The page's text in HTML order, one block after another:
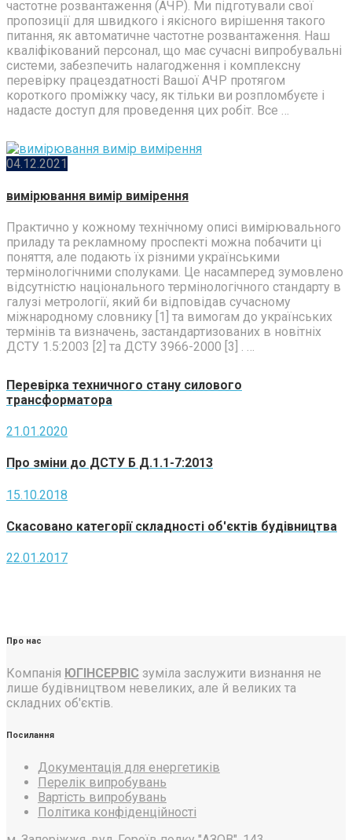
частотне розвантаження (АЧР). Ми підготували свої
пропозиції для швидкого і якісного вирішення такого
питання, як автоматичне частотне розвантаження. Наш
кваліфікований персонал, що має сучасні випробувальні
системи, забезпечить налагодження і комплексну
перевірку працездатності Вашої АЧР протягом
короткого проміжку часу, як тільки ви розпломбуєте і
надасте доступ для проведення цих робіт. Все …
04.12.2021
вимірювання вимір вимірення
Практично у кожному технічному описі вимірювального
приладу та рекламному проспекті можна побачити ці
поняття, але подають їх різними українськими
термінологічними сполуками. Це насамперед зумовлено
відсутністю національного термінологічного стандарту в
галузі метрології, який би відповідав сучасному
міжнародному словнику [1] та вимогам до українських
термінів та визначень, застандартизованих в новітніх
ДСТУ 1.5:2003 [2] та ДСТУ 3966-2000 [3] . …
Перевірка техничного стану силового
трансформатора
21.01.2020
Про зміни до ДСТУ Б Д.1.1-7:2013
15.10.2018
Скасовано категорії складності об'єктів будівництва
22.01.2017
Про нас
Компанія ЮГІНСЕРВІС зуміла заслужити визнання не
лише будівництвом невеликих, але й великих та
складних об'єктів.
Посилання
Документація для енергетиків
Перелік випробувань
Вартість випробувань
Політика конфіденційності